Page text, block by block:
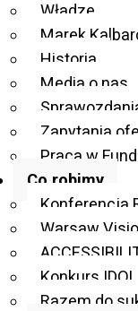
Władze
Marek
Historia
Media o nas
Zapytania
Praca w
Co robimy
Konferencja
Warsaw
Konkurs IDOL
Razem do
Projekty 2024
Szansa
Projekty